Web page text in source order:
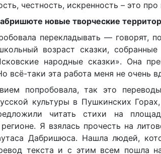
честность, искренность – это про
новые творческие
перекладывать — говорят,
возраст сказки,
народные сказки». Она
всё-таки эта работа меня не очень
попробовала, так это
культуры в Пушкинских
читать стихи на
Я взялась прочесть на
Дабришюса. Нашла людей,
текста и с этим всем пошла